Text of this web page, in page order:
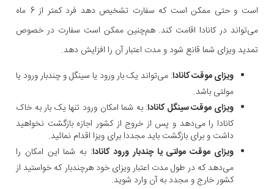
است و حتی ممکن است که سفارت تشخیص دهد فرد کمتر از 6 ماه
می‌تواند در کانادا اقامت کند. هم‌چنین ممکن است سفارت در خصوص
تمدید ویزای شما قانع شود و مدت اعتبار آن را افزایش دهد.
ویزای موقت کانادا: می‌تواند یک بار ورود یا سینگل و چندبار ورود یا
مولتی باشد.
ویزای موقت سینگل کانادا: به شما امکان ورود تنها یک بار به خاک
کانادا را می‌دهد و پس از خروج از کشور اجازه بازگشت نخواهید
داشت و برای بازگشت باید مجددا برای ویزا اقدام نمائید.
ویزای موقت مولتی یا چندبار ورود کانادا: به شما این امکان را
می‌دهد که در طول مدت اعتبار ویزای خود هرچندبار که خواستید از
کشور خارج و مجدد به آن وارد شوید.